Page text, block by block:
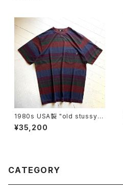
1980s USA製 "old stussy"
S/S T-shirt
¥35,200
CATEGORY